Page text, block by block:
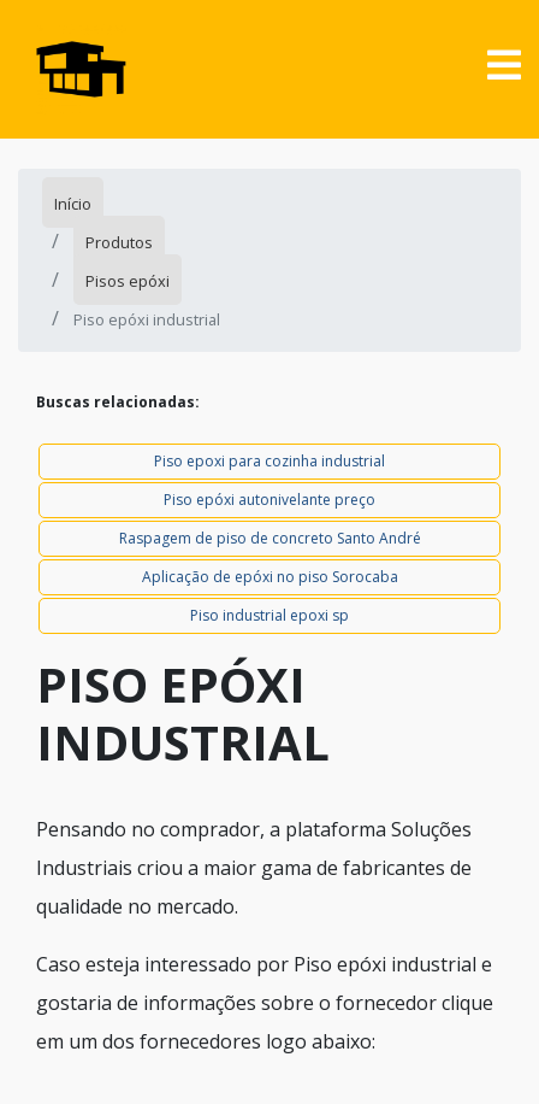
Início
Produtos
Pisos epóxi
Piso epóxi industrial
Buscas relacionadas:
Piso epoxi para cozinha industrial
Piso epóxi autonivelante preço
Raspagem de piso de concreto Santo André
Aplicação de epóxi no piso Sorocaba
Piso industrial epoxi sp
PISO EPÓXI
INDUSTRIAL
Pensando no comprador, a plataforma Soluções
Industriais criou a maior gama de fabricantes de
qualidade no mercado.
Caso esteja interessado por Piso epóxi industrial e
gostaria de informações sobre o fornecedor clique
em um dos fornecedores logo abaixo: